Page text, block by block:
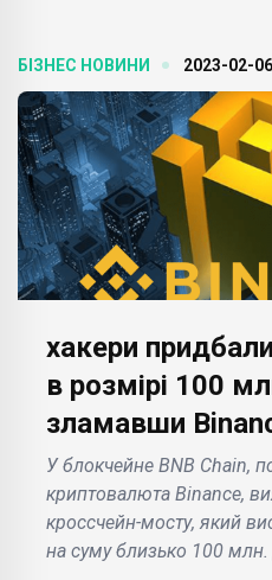
БІЗНЕС НОВИНИ 2023-02-06
хакери
в розмірі 100
зламавши
У блокчейне BNB Chain,
криптовалюта Binance,
кроссчейн-мосту, який
на суму близько 100 млн.